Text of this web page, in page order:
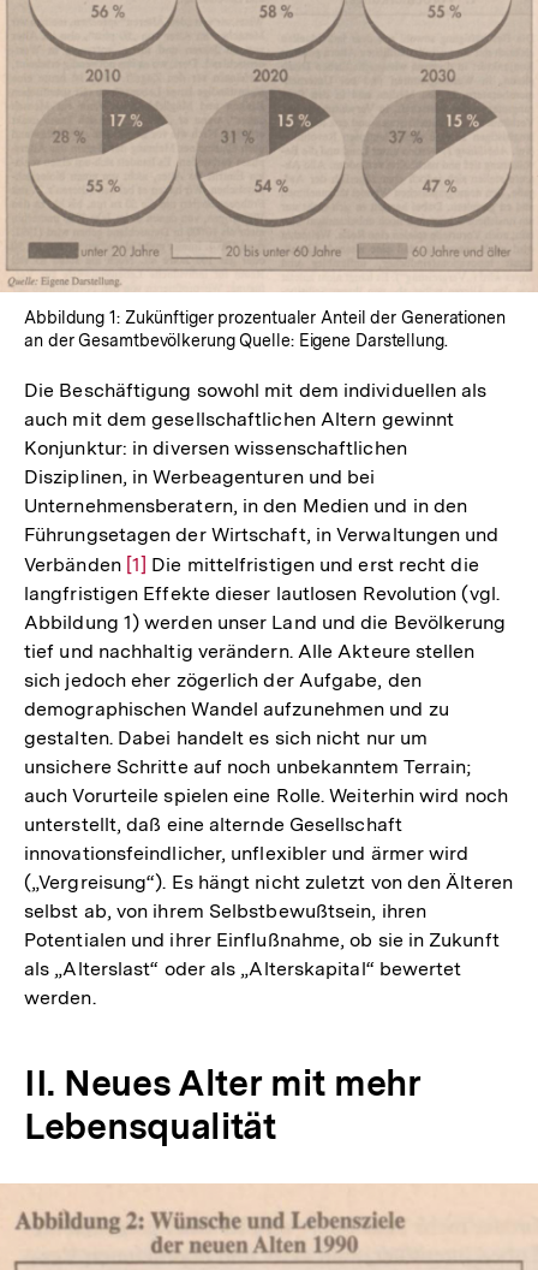
In
Lightbox
öffnen
Abbildung 1: Zukünftiger prozentualer Anteil der Generationen
an der Gesamtbevölkerung Quelle: Eigene Darstellung.
Die Beschäftigung sowohl mit dem individuellen als
auch mit dem gesellschaftlichen Altern gewinnt
Konjunktur: in diversen wissenschaftlichen
Disziplinen, in Werbeagenturen und bei
Unternehmensberatern, in den Medien und in den
Führungsetagen der Wirtschaft, in Verwaltungen und
Verbänden Zur
Auflösung
der
Fußnote
[1] Die mittelfristigen und erst recht die
langfristigen Effekte dieser lautlosen Revolution (vgl.
Abbildung 1) werden unser Land und die Bevölkerung
tief und nachhaltig verändern. Alle Akteure stellen
sich jedoch eher zögerlich der Aufgabe, den
demographischen Wandel aufzunehmen und zu
gestalten. Dabei handelt es sich nicht nur um
unsichere Schritte auf noch unbekanntem Terrain;
auch Vorurteile spielen eine Rolle. Weiterhin wird noch
unterstellt, daß eine alternde Gesellschaft
innovationsfeindlicher, unflexibler und ärmer wird
(„Vergreisung“). Es hängt nicht zuletzt von den Älteren
selbst ab, von ihrem Selbstbewußtsein, ihren
Potentialen und ihrer Einflußnahme, ob sie in Zukunft
als „Alterslast“ oder als „Alterskapital“ bewertet
werden.
II. Neues Alter mit mehr
Lebensqualität